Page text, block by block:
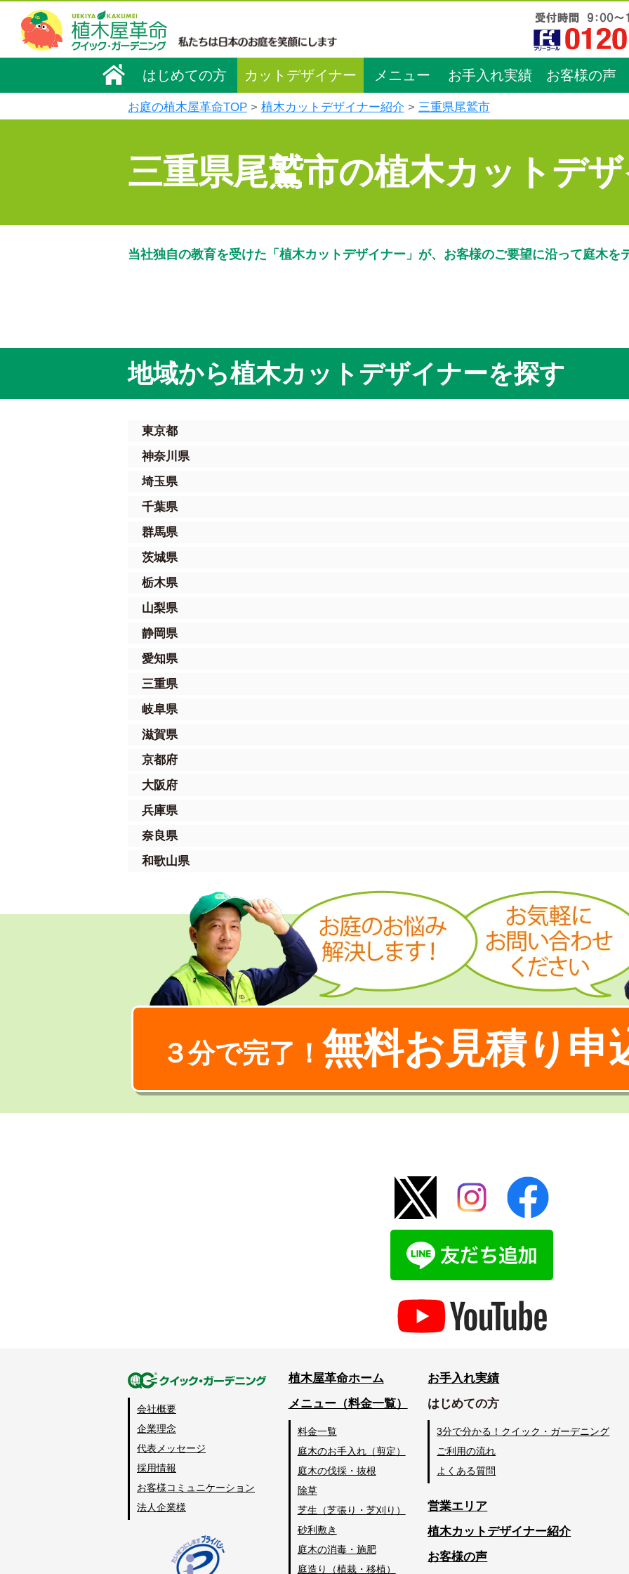
はじめての方 カットデザイナー メニュー お手入れ実績 お客様の声
お庭の植木屋革命TOP 植木カットデザイナー紹介 三重県尾鷲市
三重県尾鷲市の植木カットデ
当社独自の教育を受けた「植木カットデザイナー」が、お客様のご要望に沿って庭木を
地域から植木カットデザイナーを探す
東京都
神奈川県
埼玉県
千葉県
群馬県
茨城県
栃木県
山梨県
静岡県
愛知県
三重県
岐阜県
滋賀県
京都府
大阪府
兵庫県
奈良県
和歌山県
３分で完了！ 無料お見積り申
会社概要
企業理念
代表メッセージ
採用情報
お客様コミュニケーション
法人企業様
植木屋革命ホーム
メニュー（料金一覧）
料金一覧
庭木のお手入れ（剪定）
庭木の伐採・抜根
除草
芝生（芝張り・芝刈り）
砂利敷き
庭木の消毒・施肥
庭造り（植栽・移植）
お手入れ実績
はじめての方
3分で分かる！クイック・ガーデニング
ご利用の流れ
よくある質問
営業エリア
植木カットデザイナー紹介
お客様の声